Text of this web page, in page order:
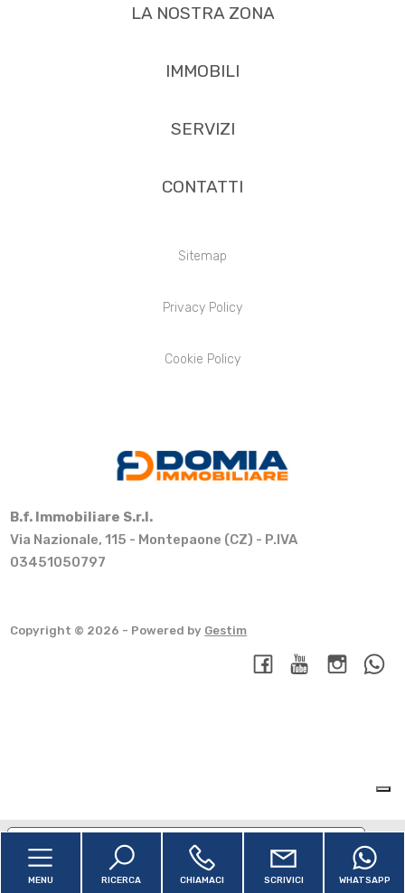
LA NOSTRA ZONA
IMMOBILI
SERVIZI
CONTATTI
Sitemap
Privacy Policy
Cookie Policy
B.f. Immobiliare S.r.l.
Via Nazionale, 115 - Montepaone (CZ) - P.IVA
03451050797
Copyright © 2026 - Powered by Gestim
MENU RICERCA CHIAMACI SCRIVICI WHATSAPP
Informativa sulla raccolta
Le tue preferenze relative alla privacy